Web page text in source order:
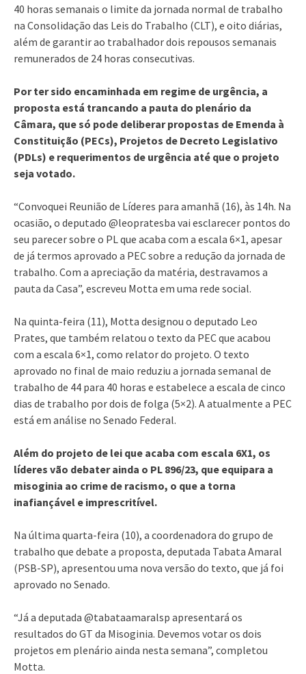
40 horas semanais o limite da jornada normal de trabalho
na Consolidação das Leis do Trabalho (CLT), e oito diárias,
além de garantir ao trabalhador dois repousos semanais
remunerados de 24 horas consecutivas.
Por ter sido encaminhada em regime de urgência, a
proposta está trancando a pauta do plenário da
Câmara, que só pode deliberar propostas de Emenda à
Constituição (PECs), Projetos de Decreto Legislativo
(PDLs) e requerimentos de urgência até que o projeto
seja votado.
“Convoquei Reunião de Líderes para amanhã (16), às 14h. Na
ocasião, o deputado @leopratesba vai esclarecer pontos do
seu parecer sobre o PL que acaba com a escala 6×1, apesar
de já termos aprovado a PEC sobre a redução da jornada de
trabalho. Com a apreciação da matéria, destravamos a
pauta da Casa”, escreveu Motta em uma rede social.
Na quinta-feira (11), Motta designou o deputado Leo
Prates, que também relatou o texto da PEC que acabou
com a escala 6×1, como relator do projeto. O texto
aprovado no final de maio reduziu a jornada semanal de
trabalho de 44 para 40 horas e estabelece a escala de cinco
dias de trabalho por dois de folga (5×2). A atualmente a PEC
está em análise no Senado Federal.
Além do projeto de lei que acaba com escala 6X1, os
líderes vão debater ainda o PL 896/23, que equipara a
misoginia ao crime de racismo, o que a torna
inafiançável e imprescritível.
Na última quarta-feira (10), a coordenadora do grupo de
trabalho que debate a proposta, deputada Tabata Amaral
(PSB-SP), apresentou uma nova versão do texto, que já foi
aprovado no Senado.
“Já a deputada @tabataamaralsp apresentará os
resultados do GT da Misoginia. Devemos votar os dois
projetos em plenário ainda nesta semana”, completou
Motta.